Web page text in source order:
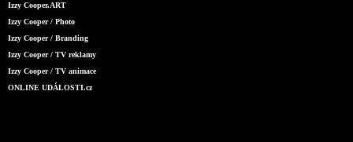
Izzy Cooper.ART
Izzy Cooper / Photo
Izzy Cooper / Branding
Izzy Cooper / TV reklamy
Izzy Cooper / TV animace
ONLINE UDÁLOSTI.cz